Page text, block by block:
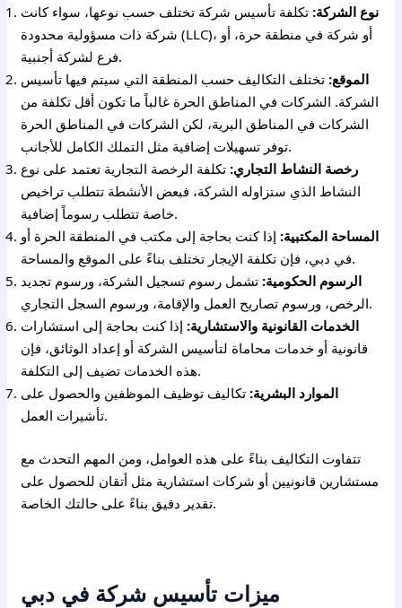
نوع الشركة: تكلفة تأسيس شركة تختلف حسب نوعها، سواء كانت
شركة ذات مسؤولية محدودة (LLC)، أو شركة في منطقة حرة، أو
فرع لشركة أجنبية.
الموقع: تختلف التكاليف حسب المنطقة التي سيتم فيها تأسيس
الشركة. الشركات في المناطق الحرة غالباً ما تكون أقل تكلفة من
الشركات في المناطق البرية، لكن الشركات في المناطق الحرة
توفر تسهيلات إضافية مثل التملك الكامل للأجانب.
رخصة النشاط التجاري: تكلفة الرخصة التجارية تعتمد على نوع
النشاط الذي ستزاوله الشركة، فبعض الأنشطة تتطلب تراخيص
خاصة تتطلب رسوماً إضافية.
المساحة المكتبية: إذا كنت بحاجة إلى مكتب في المنطقة الحرة أو
في دبي، فإن تكلفة الإيجار تختلف بناءً على الموقع والمساحة.
الرسوم الحكومية: تشمل رسوم تسجيل الشركة، ورسوم تجديد
الرخص، ورسوم تصاريح العمل والإقامة، ورسوم السجل التجاري.
الخدمات القانونية والاستشارية: إذا كنت بحاجة إلى استشارات
قانونية أو خدمات محاماة لتأسيس الشركة أو إعداد الوثائق، فإن
هذه الخدمات تضيف إلى التكلفة.
الموارد البشرية: تكاليف توظيف الموظفين والحصول على
تأشيرات العمل.
تتفاوت التكاليف بناءً على هذه العوامل، ومن المهم التحدث مع
مستشارين قانونيين أو شركات استشارية مثل أتقان للحصول على
تقدير دقيق بناءً على حالتك الخاصة.
ميزات تأسيس شركة في دبي